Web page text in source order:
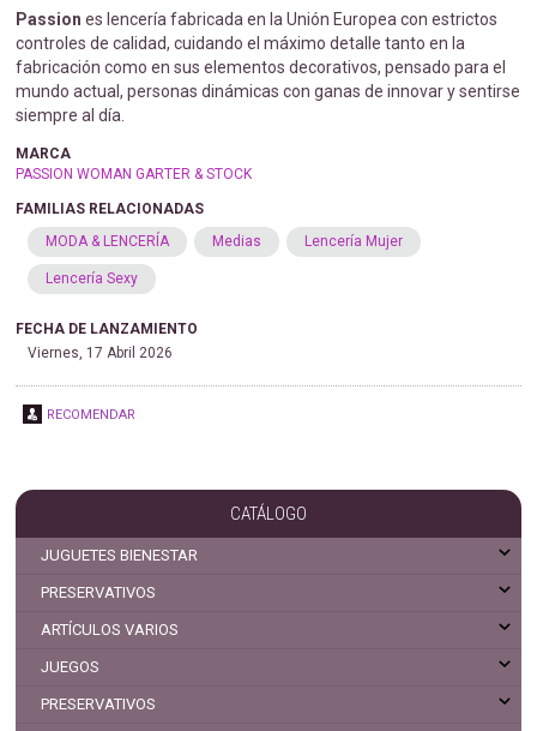
Passion es lencería fabricada en la Unión Europea con estrictos
controles de calidad, cuidando el máximo detalle tanto en la
fabricación como en sus elementos decorativos, pensado para el
mundo actual, personas dinámicas con ganas de innovar y sentirse
siempre al día.
MARCA
PASSION WOMAN GARTER & STOCK
FAMILIAS RELACIONADAS
MODA & LENCERÍA
Medias Lencería Mujer
Lencería Sexy
FECHA DE LANZAMIENTO
Viernes, 17 Abril 2026
RECOMENDAR
CATÁLOGO
JUGUETES BIENESTAR
PRESERVATIVOS
ARTÍCULOS VARIOS
JUEGOS
PRESERVATIVOS